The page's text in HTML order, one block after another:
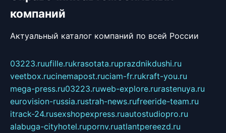
компаний
Актуальный каталог компаний по всей России
03223.ruufille.rukrasotata.ruprazdnikdushi.ru
veetbox.rucinemapost.ruciam-fr.rukraft-you.ru
mega-press.ru03223.ruweb-explore.rurastenuya.ru
eurovision-russia.rustrah-news.rufreeride-team.ru
itrack-24.rusexshopexpress.ruautostudiopro.ru
alabuga-cityhotel.rupornv.ruatlantpereezd.ru